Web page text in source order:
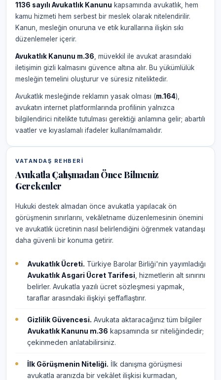
1136 sayılı Avukatlık Kanunu kapsamında avukatlık, hem
kamu hizmeti hem serbest bir meslek olarak nitelendirilir.
Kanun, mesleğin onuruna ve etik kurallarına ilişkin sıkı
düzenlemeler içerir.
Avukatlık Kanunu m.36 , müvekkil ile avukat arasındaki
iletişimin gizli kalmasını güvence altına alır. Bu yükümlülük
mesleğin temelini oluşturur ve süresiz niteliktedir.
Avukatlık mesleğinde reklamın yasak olması (m.164),
avukatın internet platformlarında profilinin yalnızca
bilgilendirici nitelikte tutulması gerektiği anlamına gelir; abartılı
vaatler ve kıyaslamalı ifadeler kullanılmamalıdır.
VATANDAŞ REHBERI
Avukatla Çalışmadan Önce Bilmeniz
Gerekenler
Hukuki destek almadan önce avukatla yapılacak ön
görüşmenin sınırlarını, vekâletname düzenlemesinin önemini
ve avukatlık ücretinin nasıl belirlendiğini öğrenmek vatandaşı
daha güvenli bir konuma getirir.
Avukatlık Ücreti. Türkiye Barolar Birliği'nin yayımladığı
Avukatlık Asgari Ücret Tarifesi , hizmetlerin alt sınırını
belirler. Avukatla yazılı ücret sözleşmesi yapmak,
taraflar arasındaki ilişkiyi şeffaflaştırır.
Gizlilik Güvencesi. Avukata aktaracağınız tüm bilgiler
Avukatlık Kanunu m.36 kapsamında sır niteliğindedir;
çekinmeden anlatabilirsiniz.
İlk Görüşmenin Niteliği. İlk danışma görüşmesi
avukatla aranızda bir vekâlet ilişkisi kurmadan,